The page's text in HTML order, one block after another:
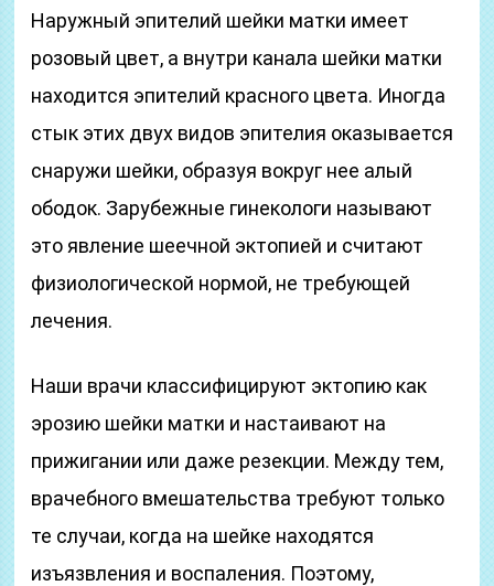
Наружный эпителий шейки матки имеет
розовый цвет, а внутри канала шейки матки
находится эпителий красного цвета. Иногда
стык этих двух видов эпителия оказывается
снаружи шейки, образуя вокруг нее алый
ободок. Зарубежные гинекологи называют
это явление шеечной эктопией и считают
физиологической нормой, не требующей
лечения.
Наши врачи классифицируют эктопию как
эрозию шейки матки и настаивают на
прижигании или даже резекции. Между тем,
врачебного вмешательства требуют только
те случаи, когда на шейке находятся
изъязвления и воспаления. Поэтому,